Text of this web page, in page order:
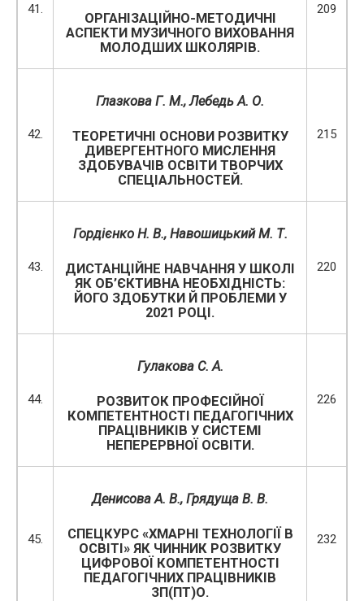
41.
ОРГАНІЗАЦІЙНО-МЕТОДИЧНІ
АСПЕКТИ МУЗИЧНОГО ВИХОВАННЯ
МОЛОДШИХ ШКОЛЯРІВ.
209
42.
Глазкова Г. М., Лебедь А. О.
ТЕОРЕТИЧНІ ОСНОВИ РОЗВИТКУ
ДИВЕРГЕНТНОГО МИСЛЕННЯ
ЗДОБУВАЧІВ ОСВІТИ ТВОРЧИХ
СПЕЦІАЛЬНОСТЕЙ.
215
43.
Гордієнко Н. В., Навошицький М. Т.
ДИСТАНЦІЙНЕ НАВЧАННЯ У ШКОЛІ
ЯК ОБ’ЄКТИВНА НЕОБХІДНІСТЬ:
ЙОГО ЗДОБУТКИ Й ПРОБЛЕМИ У
2021 РОЦІ.
220
44.
Гулакова С. А.
РОЗВИТОК ПРОФЕСІЙНОЇ
КОМПЕТЕНТНОСТІ ПЕДАГОГІЧНИХ
ПРАЦІВНИКІВ У СИСТЕМІ
НЕПЕРЕРВНОЇ ОСВІТИ.
226
45.
Денисова А. В., Грядуща В. В.
СПЕЦКУРС «ХМАРНІ ТЕХНОЛОГІЇ В
ОСВІТІ» ЯК ЧИННИК РОЗВИТКУ
ЦИФРОВОЇ КОМПЕТЕНТНОСТІ
ПЕДАГОГІЧНИХ ПРАЦІВНИКІВ
ЗП(ПТ)О.
232